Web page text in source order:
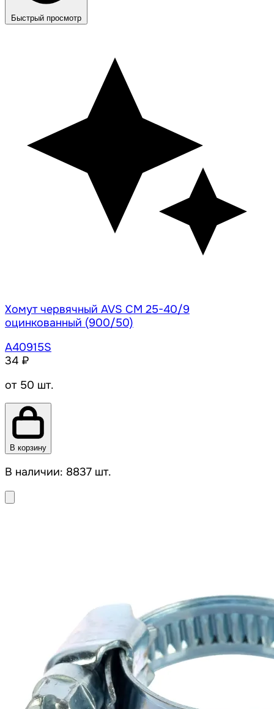
Быстрый просмотр
Хомут червячный AVS CM 25-40/9
оцинкованный (900/50)
A40915S
34 ₽
от 50 шт.
В корзину
В наличии: 8837 шт.